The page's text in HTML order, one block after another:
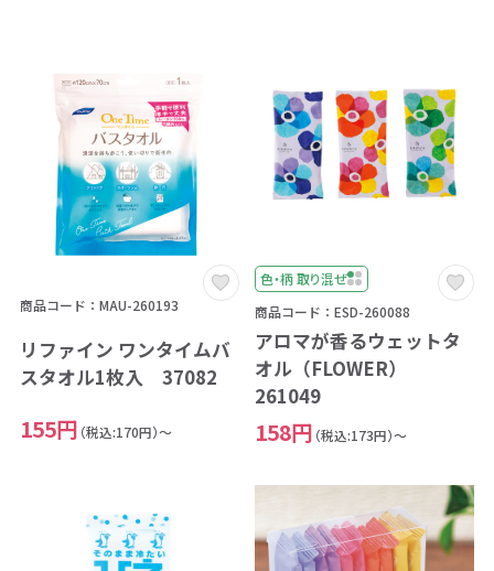
商品コード：MAU-260193
リファイン ワンタイムバ
スタオル1枚入 37082
155円 （税込:170円）～
色・柄 取り混ぜ
商品コード：ESD-260088
アロマが香るウェットタ
オル（FLOWER）
261049
158円 （税込:173円）～